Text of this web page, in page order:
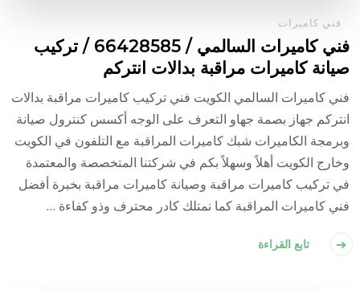
فني كاميرات
فني كاميرات السالمي / 66428585 / تركيب
صيانة كاميرات مراقبة بدالات انتركم
فني كاميرات السالمي الكويت فني تركيب كاميرات مراقبة بدالات
انتركم جهاز بصمة جهاو التعرف على الوجه أكسس كنترول صيانة
وبرمجة الكاميرات شبك كاميرات المراقبة مع التلفون في الكويت
وخارج الكويت أهلاً وسهلاً بكم في شركتنا المتخصصة والمعتمدة
في تركيب كاميرات مراقبة وصيانة كاميرات مراقبة بخبرة أفضل
فني كاميرات المراقبة كما نمتلك كادر محترف وذو كفاءة …
تابع القراءة